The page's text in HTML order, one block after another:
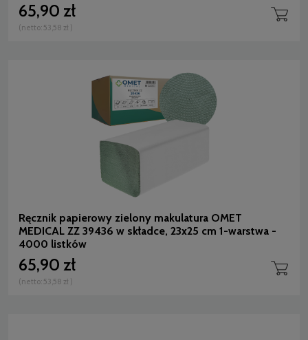
65,90 zł
(netto: 53,58 zł )
Ręcznik papierowy zielony makulatura OMET
MEDICAL ZZ 39436 w składce, 23x25 cm 1-warstwa -
4000 listków
65,90 zł
(netto: 53,58 zł )